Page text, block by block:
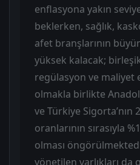
enflasyona yakın
beklerken, sağlık,
afet branşlarının
yüksek kalacak;
regülasyon ve maliyet
olmakla birlikte
ve Türkiye Sigorta’nın
oranlarının sırasıyla
olması
yönetilen varlıkları da